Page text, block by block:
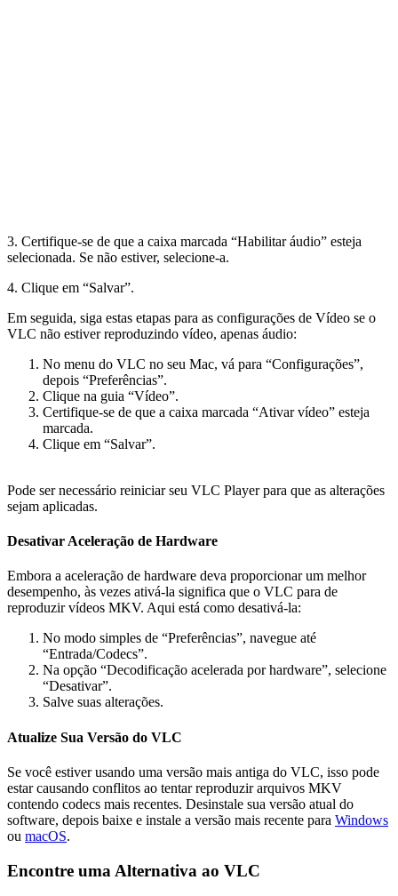
3. Certifique-se de que a caixa marcada “Habilitar áudio” esteja
selecionada. Se não estiver, selecione-a.
4. Clique em “Salvar”.
Em seguida, siga estas etapas para as configurações de Vídeo se o
VLC não estiver reproduzindo vídeo, apenas áudio:
No menu do VLC no seu Mac, vá para “Configurações”,
depois “Preferências”.
Clique na guia “Vídeo”.
Certifique-se de que a caixa marcada “Ativar vídeo” esteja
marcada.
Clique em “Salvar”.
Pode ser necessário reiniciar seu VLC Player para que as alterações
sejam aplicadas.
Desativar Aceleração de Hardware
Embora a aceleração de hardware deva proporcionar um melhor
desempenho, às vezes ativá-la significa que o VLC para de
reproduzir vídeos MKV. Aqui está como desativá-la:
No modo simples de “Preferências”, navegue até
“Entrada/Codecs”.
Na opção “Decodificação acelerada por hardware”, selecione
“Desativar”.
Salve suas alterações.
Atualize Sua Versão do VLC
Se você estiver usando uma versão mais antiga do VLC, isso pode
estar causando conflitos ao tentar reproduzir arquivos MKV
contendo codecs mais recentes. Desinstale sua versão atual do
software, depois baixe e instale a versão mais recente para Windows
ou macOS.
Encontre uma Alternativa ao VLC